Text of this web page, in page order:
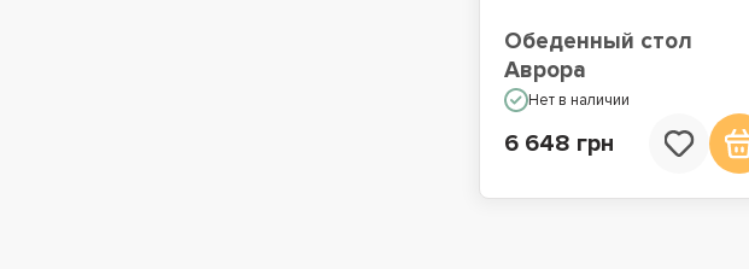
Обеденный стол
Аврора
Нет в наличии
6 648 грн